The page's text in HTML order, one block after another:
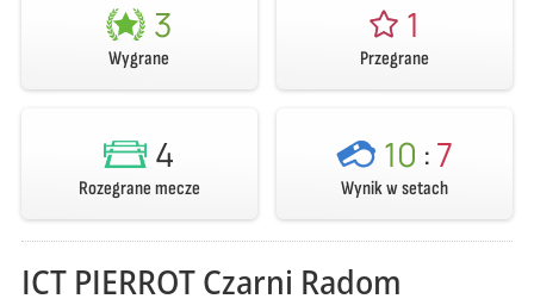
3
Wygrane
1
Przegrane
4
Rozegrane mecze
10 :7
Wynik w setach
ICT PIERROT Czarni Radom